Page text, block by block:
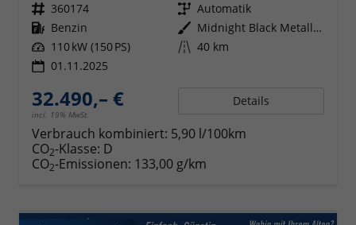
Fahrzeugnr. 360174 Getriebe Automatik
Kraftstoff Benzin Außenfarbe
Midnight Black Metallic (0E)
Leistung 110 kW (150 PS) Kilometerstand 40 km
01.11.2025
32.490,– €
incl. 19% MwSt.
Details
Verbrauch kombiniert: 5,90 l/100km
CO2-Klasse: D
CO2-Emissionen: 133,00 g/km